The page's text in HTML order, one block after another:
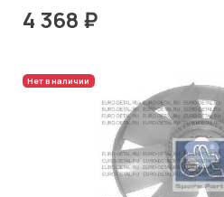
4 368 ₽
Нет в наличии